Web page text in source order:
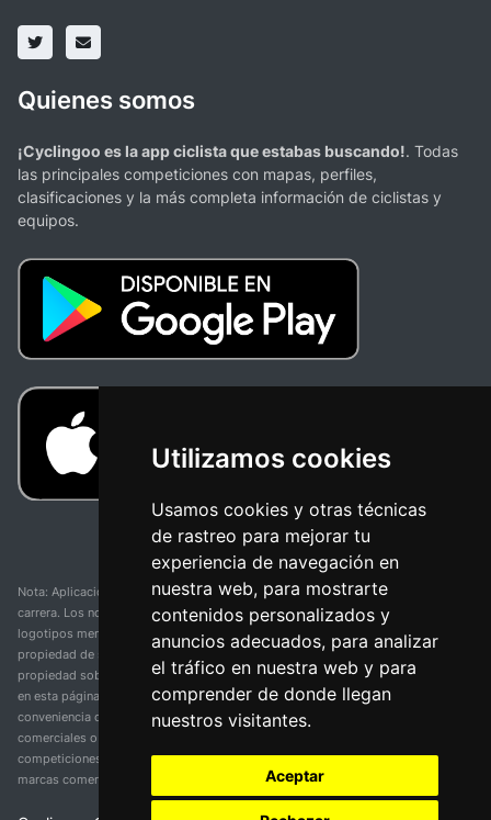
Utilizamos cookies
Usamos cookies y otras técnicas
de rastreo para mejorar tu
experiencia de navegación en
nuestra web, para mostrarte
contenidos personalizados y
anuncios adecuados, para analizar
el tráfico en nuestra web y para
comprender de donde llegan
nuestros visitantes.
Aceptar
Quienes somos
¡Cyclingoo es la app ciclista que estabas buscando!. Todas
las principales competiciones con mapas, perfiles,
clasificaciones y la más completa información de ciclistas y
equipos.
Nota: Aplicación y web no oficial y no relacionada con ninguna organización o
carrera. Los nombres de equipos, competiciones, marcas comerciales y
logotipos mencionados en esta página de resultados de ciclismo son
propiedad de sus respectivos dueños. No tenemos afiliación, patrocinio ni
propiedad sobre estas marcas comerciales. Toda la información proporcionada
en esta página se presenta únicamente con fines informativos y para la
conveniencia de nuestros usuarios. Cualquier uso de nombres, marcas
comerciales o logotipos tiene el único propósito de identificar equipos y
competiciones y no implica asociación o respaldo. Todos los derechos de las
marcas comerciales mencionadas aquí pertenecen a sus propietarios legítimos.